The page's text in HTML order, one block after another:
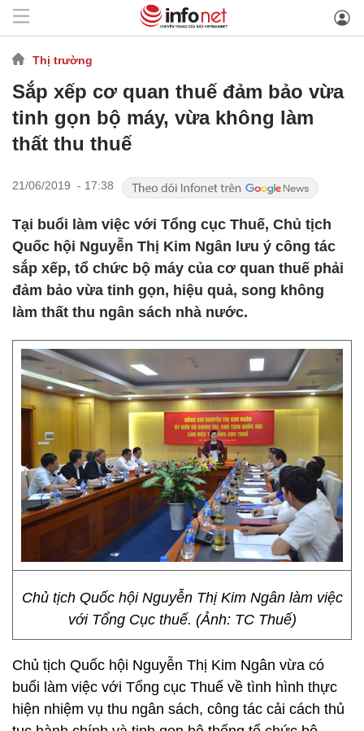
Thị trường
Sắp xếp cơ quan thuế đảm bảo vừa
tinh gọn bộ máy, vừa không làm
thất thu thuế
21/06/2019 - 17:38
Tại buổi làm việc với Tổng cục Thuế, Chủ tịch
Quốc hội Nguyễn Thị Kim Ngân lưu ý công tác
sắp xếp, tổ chức bộ máy của cơ quan thuế phải
đảm bảo vừa tinh gọn, hiệu quả, song không
làm thất thu ngân sách nhà nước.
Chủ tịch Quốc hội Nguyễn Thị Kim Ngân làm việc
với Tổng Cục thuế. (Ảnh: TC Thuế)
Chủ tịch Quốc hội Nguyễn Thị Kim Ngân vừa có
buổi làm việc với Tổng cục Thuế về tình hình thực
hiện nhiệm vụ thu ngân sách, công tác cải cách thủ